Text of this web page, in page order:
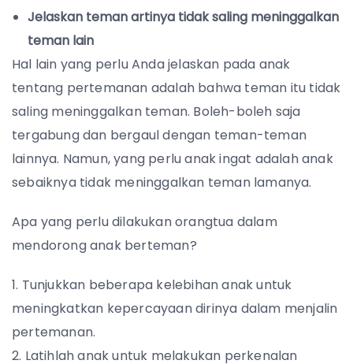
Jelaskan teman artinya tidak saling meninggalkan
teman lain
Hal lain yang perlu Anda jelaskan pada anak
tentang pertemanan adalah bahwa teman itu tidak
saling meninggalkan teman. Boleh-boleh saja
tergabung dan bergaul dengan teman-teman
lainnya. Namun, yang perlu anak ingat adalah anak
sebaiknya tidak meninggalkan teman lamanya.
Apa yang perlu dilakukan orangtua dalam
mendorong anak berteman?
Tunjukkan beberapa kelebihan anak untuk
meningkatkan kepercayaan dirinya dalam menjalin
pertemanan.
Latihlah anak untuk melakukan perkenalan